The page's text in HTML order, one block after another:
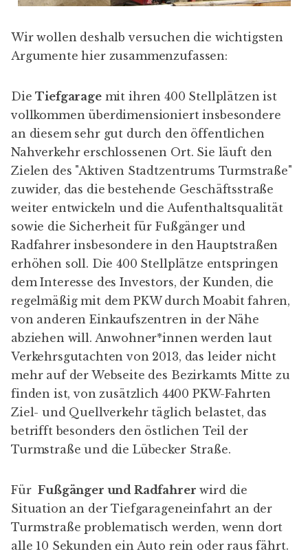
Wir wollen deshalb versuchen die wichtigsten
Argumente hier zusammenzufassen:
DieTiefgaragemit ihren 400 Stellplätzen ist
vollkommen überdimensioniert insbesondere
an diesem sehr gut durch den öffentlichen
Nahverkehr erschlossenen Ort. Sie läuft den
Zielen des "Aktiven Stadtzentrums Turmstraße"
zuwider, das die bestehende Geschäftsstraße
weiter entwickeln und die Aufenthaltsqualität
sowie die Sicherheit für Fußgänger und
Radfahrer insbesondere in den Hauptstraßen
erhöhen soll. Die 400 Stellplätze entspringen
dem Interesse des Investors, der Kunden, die
regelmäßig mit dem PKW durch Moabit fahren,
von anderen Einkaufszentren in der Nähe
abziehen will. Anwohner*innen werden laut
Verkehrsgutachten von 2013, das leider nicht
mehr auf der Webseite des Bezirkamts Mitte zu
finden ist, von zusätzlich 4400 PKW-Fahrten
Ziel- und Quellverkehr täglich belastet, das
betrifft besonders den östlichen Teil der
Turmstraße und die Lübecker Straße.
FürFußgänger und Radfahrer wird die
Situation an der Tiefgarageneinfahrt an der
Turmstraße problematisch werden, wenn dort
alle 10 Sekunden ein Auto rein oder raus fährt.